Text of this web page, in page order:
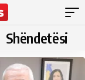
Shëndetësi